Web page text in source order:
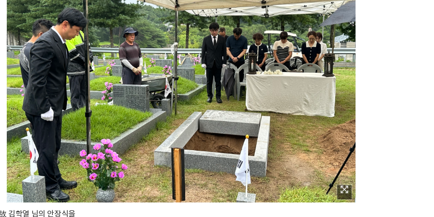
김학열 님의 안장식을